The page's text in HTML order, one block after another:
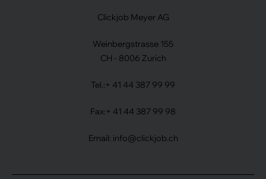
Clickjob Meyer AG
Weinbergstrasse 155
CH - 8006 Zurich
Tel.: + 41 44 387 99 99
Fax: + 41 44 387 99 98
Email: info@clickjob.ch